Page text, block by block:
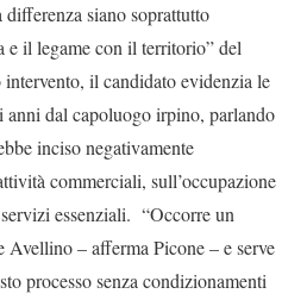
siano soprattutto
e il legame con il territorio” del
il candidato evidenzia le
dal capoluogo irpino, parlando
inciso negativamente
commerciali, sull’occupazione
essenziali. “Occorre un
Avellino – afferma Picone – e serve
processo senza condizionamenti